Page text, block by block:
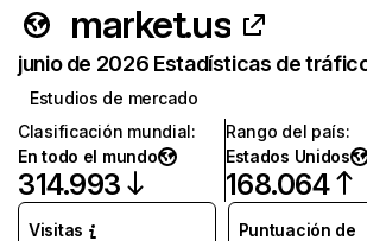
market.us
junio de 2026 Estadísticas de
Estudios de mercado
Clasificación mundial:
En todo el mundo
314.993
Rango del país:
Estados Unidos
168.064
Visitas
Puntuación de